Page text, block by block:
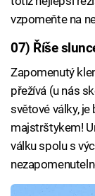
vzpomeňte na
07) Říše
Zapomenutý
přežívá (u nás
světové války,
majstrštykem!
válku spolu s